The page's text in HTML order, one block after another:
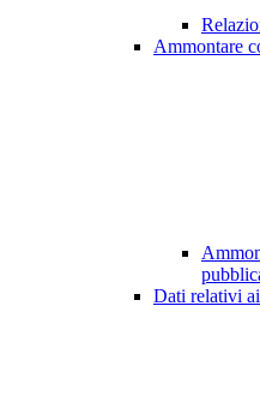
Ammontare
Dati relativi